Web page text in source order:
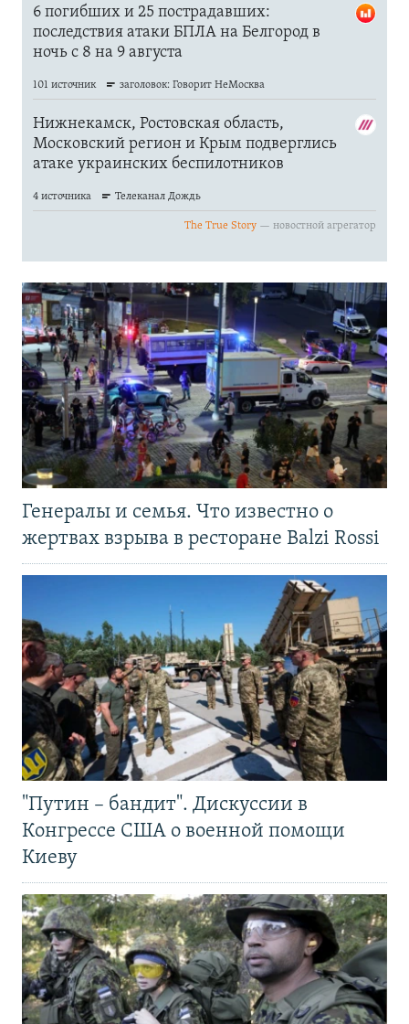
Генералы и семья. Что известно о
жертвах взрыва в ресторане Balzi Rossi
"Путин – бандит". Дискуссии в
Конгрессе США о военной помощи
Киеву